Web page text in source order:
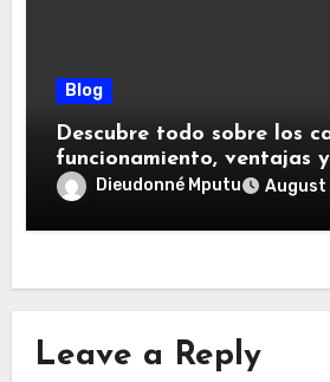
Blog
Descubre todo sobre los
funcionamiento, ventajas
Dieudonné Mputu August
Leave a Reply